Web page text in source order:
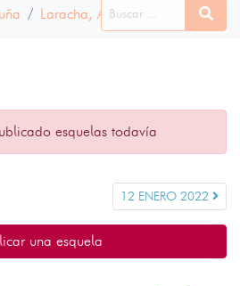
Laracha, A 11 ENERO 2022
esquelas todavía
12 ENERO 2022
una esquela